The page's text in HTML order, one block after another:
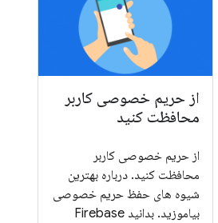
از حریم خصوصی کاربر
محافظت کنید
از حریم خصوصی کاربر
محافظت کنید. درباره بهترین
شیوه های حفظ حریم خصوصی
بیاموزید. بدانید Firebase